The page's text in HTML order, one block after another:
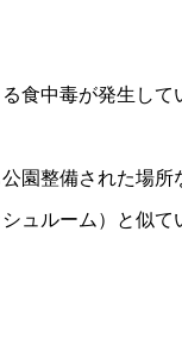
食中毒が発生して
園整備された場
ュルーム）と似